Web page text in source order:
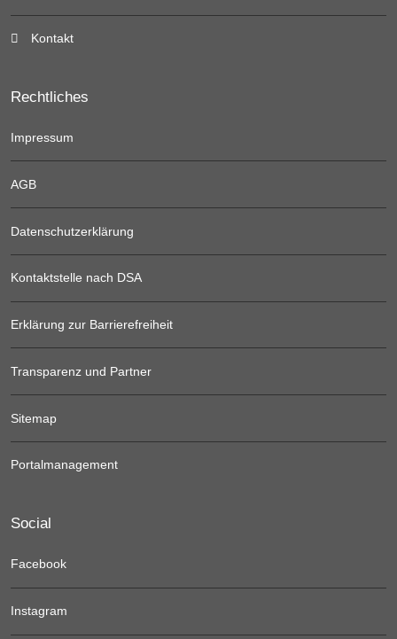
Kontakt
Rechtliches
Impressum
AGB
Datenschutzerklärung
Kontaktstelle nach DSA
Erklärung zur Barrierefreiheit
Transparenz und Partner
Sitemap
Portalmanagement
Social
Facebook
Instagram